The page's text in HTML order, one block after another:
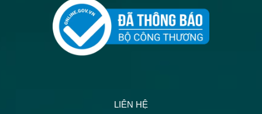
LIÊN HỆ